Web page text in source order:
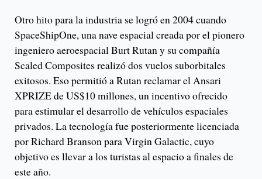
Otro hito para la industria se logró en 2004 cuando
SpaceShipOne, una nave espacial creada por el pionero
ingeniero aeroespacial Burt Rutan y su compañía
Scaled Composites realizó dos vuelos suborbitales
exitosos. Eso permitió a Rutan reclamar el Ansari
XPRIZE de US$10 millones, un incentivo ofrecido
para estimular el desarrollo de vehículos espaciales
privados. La tecnología fue posteriormente licenciada
por Richard Branson para Virgin Galactic, cuyo
objetivo es llevar a los turistas al espacio a finales de
este año.